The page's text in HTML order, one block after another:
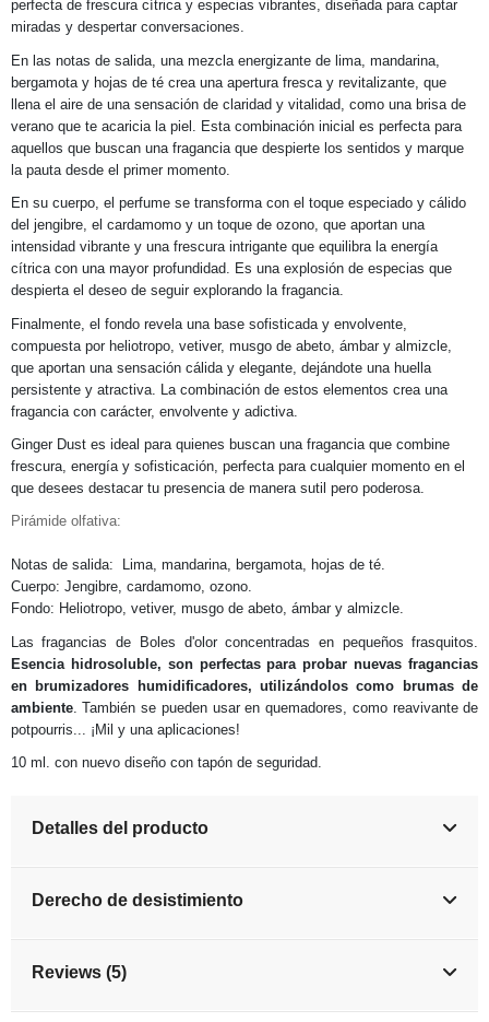
perfecta de frescura cítrica y especias vibrantes, diseñada para captar
miradas y despertar conversaciones.
En las notas de salida, una mezcla energizante de lima, mandarina,
bergamota y hojas de té crea una apertura fresca y revitalizante, que
llena el aire de una sensación de claridad y vitalidad, como una brisa de
verano que te acaricia la piel. Esta combinación inicial es perfecta para
aquellos que buscan una fragancia que despierte los sentidos y marque
la pauta desde el primer momento.
En su cuerpo, el perfume se transforma con el toque especiado y cálido
del jengibre, el cardamomo y un toque de ozono, que aportan una
intensidad vibrante y una frescura intrigante que equilibra la energía
cítrica con una mayor profundidad. Es una explosión de especias que
despierta el deseo de seguir explorando la fragancia.
Finalmente, el fondo revela una base sofisticada y envolvente,
compuesta por heliotropo, vetiver, musgo de abeto, ámbar y almizcle,
que aportan una sensación cálida y elegante, dejándote una huella
persistente y atractiva. La combinación de estos elementos crea una
fragancia con carácter, envolvente y adictiva.
Ginger Dust es ideal para quienes buscan una fragancia que combine
frescura, energía y sofisticación, perfecta para cualquier momento en el
que desees destacar tu presencia de manera sutil pero poderosa.
Pirámide olfativa:
Notas de salida: Lima, mandarina, bergamota, hojas de té.
Cuerpo: Jengibre, cardamomo, ozono.
Fondo: Heliotropo, vetiver, musgo de abeto, ámbar y almizcle.
Las fragancias de Boles d'olor concentradas en pequeños frasquitos.
Esencia hidrosoluble, son perfectas para probar nuevas fragancias
en brumizadores humidificadores, utilizándolos como brumas de
ambiente. También se pueden usar en quemadores, como reavivante de
potpourris... ¡Mil y una aplicaciones!
10 ml. con nuevo diseño con tapón de seguridad.
Detalles del producto
Derecho de desistimiento
Reviews (5)